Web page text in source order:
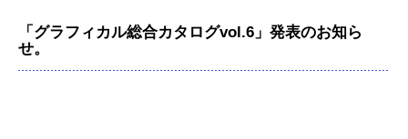
「グラフィカル総合カタログvol.6」発表のお知ら
せ。